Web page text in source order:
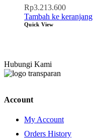
Rp3.213.600
Tambah ke keranjang
Quick View
Hubungi Kami
Account
My Account
Orders History